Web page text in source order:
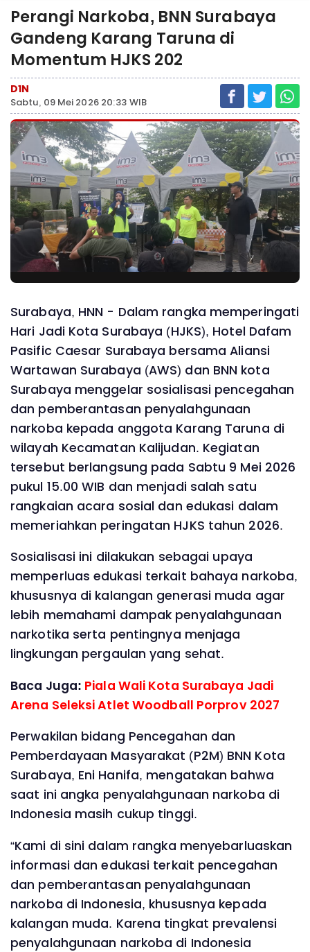
Perangi Narkoba, BNN Surabaya
Gandeng Karang Taruna di
Momentum HJKS 202
D1N
Sabtu, 09 Mei 2026 20:33 WIB
Surabaya, HNN - Dalam rangka memperingati
Hari Jadi Kota Surabaya (HJKS), Hotel Dafam
Pasific Caesar Surabaya bersama Aliansi
Wartawan Surabaya (AWS) dan BNN kota
Surabaya menggelar sosialisasi pencegahan
dan pemberantasan penyalahgunaan
narkoba kepada anggota Karang Taruna di
wilayah Kecamatan Kalijudan. Kegiatan
tersebut berlangsung pada Sabtu 9 Mei 2026
pukul 15.00 WIB dan menjadi salah satu
rangkaian acara sosial dan edukasi dalam
memeriahkan peringatan HJKS tahun 2026.
Sosialisasi ini dilakukan sebagai upaya
memperluas edukasi terkait bahaya narkoba,
khususnya di kalangan generasi muda agar
lebih memahami dampak penyalahgunaan
narkotika serta pentingnya menjaga
lingkungan pergaulan yang sehat.
Baca Juga: Piala Wali Kota Surabaya Jadi
Arena Seleksi Atlet Woodball Porprov 2027
Perwakilan bidang Pencegahan dan
Pemberdayaan Masyarakat (P2M) BNN Kota
Surabaya, Eni Hanifa, mengatakan bahwa
saat ini angka penyalahgunaan narkoba di
Indonesia masih cukup tinggi.
“Kami di sini dalam rangka menyebarluaskan
informasi dan edukasi terkait pencegahan
dan pemberantasan penyalahgunaan
narkoba di Indonesia, khususnya kepada
kalangan muda. Karena tingkat prevalensi
penyalahgunaan narkoba di Indonesia